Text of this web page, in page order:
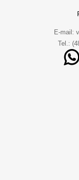
E-mail:
Tel.: